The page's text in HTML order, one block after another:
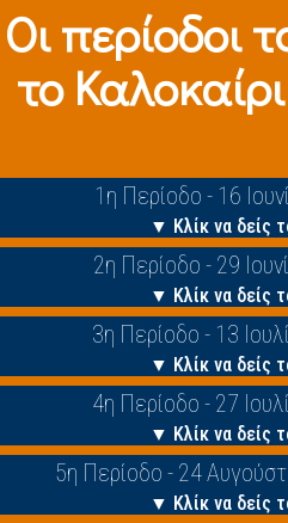
Οι περίοδοι
το
1η Περίοδο - 16
▼ Κλίκ να δείς
2η Περίοδο - 29
▼ Κλίκ να δείς
3η Περίοδο - 13
▼ Κλίκ να δείς
4η Περίοδο - 27
▼ Κλίκ να δείς
5η Περίοδο - 24
▼ Κλίκ να δείς